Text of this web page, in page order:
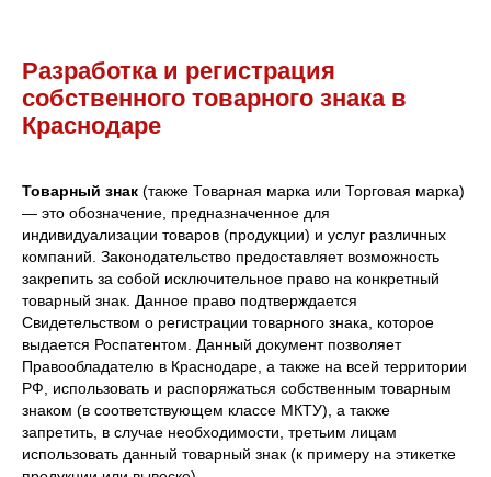
Разработка и регистрация
собственного товарного знака в
Краснодаре
Товарный знак (также Товарная марка или Торговая марка)
— это обозначение, предназначенное для
индивидуализации товаров (продукции) и услуг различных
компаний. Законодательство предоставляет возможность
закрепить за собой исключительное право на конкретный
товарный знак. Данное право подтверждается
Свидетельством о регистрации товарного знака, которое
выдается Роспатентом. Данный документ позволяет
Правообладателю в Краснодаре, а также на всей территории
РФ, использовать и распоряжаться собственным товарным
знаком (в соответствующем классе МКТУ), а также
запретить, в случае необходимости, третьим лицам
использовать данный товарный знак (к примеру на этикетке